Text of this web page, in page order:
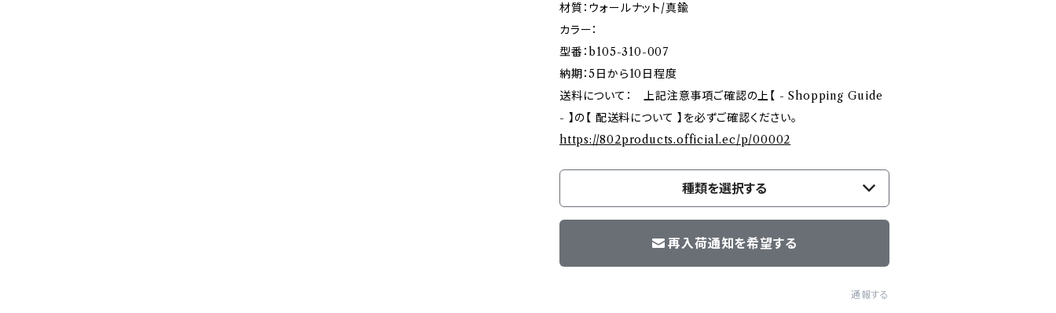
材質：ウォールナット/真鍮
カラー：
型番：b105-310-007
納期：5日から10日程度
送料について： 上記注意事項ご確認の上【 - Shopping Guide
- 】の【 配送料について 】を必ずご確認ください。
https://802products.official.ec/p/00002
種類を選択する
再入荷通知を希望する
通報する